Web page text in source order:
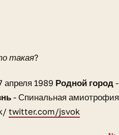
такая?
апреля 1989 Родной город -
- Спинальная амиотрофия
twitter.com/jsvok